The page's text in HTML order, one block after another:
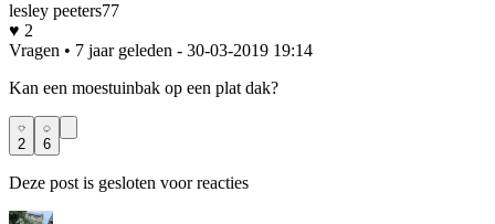
lesley peeters77
♥ 2
Vragen • 7 jaar geleden - 30-03-2019 19:14
Kan een moestuinbak op een plat dak?
2 6
Deze post is gesloten voor reacties